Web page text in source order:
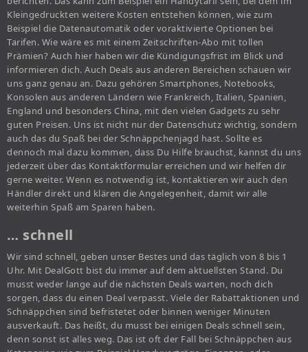
Kleingedruckten weitere Kosten entstehen können, wie zum
Beispiel die Datenautomatik oder voraktivierte Optionen bei
Tarifen. Wie wäre es mit einem Zeitschriften-Abo mit tollen
Prämien? Auch hier haben wir die Kündigungsfrist im Blick und
informieren dich. Auch Deals aus anderen Bereichen schauen wir
uns ganz genau an. Dazu gehören Smartphones, Notebooks,
Konsolen aus anderen Ländern wie Frankreich, Italien, Spanien,
England und besonders China, mit den vielen Gadgets zu sehr
guten Preisen. Uns ist nicht nur der Datenschutz wichtig, sondern
auch das du Spaß bei der Schnäppchenjagd hast. Sollte es
dennoch mal dazu kommen, dass Du Hilfe brauchst, kannst du uns
jederzeit über das Kontaktformular erreichen und wir helfen dir
gerne weiter. Wenn es notwendig ist, kontaktieren wir auch den
Händler direkt und klären die Angelegenheit, damit wir alle
weiterhin Spaß am Sparen haben.
… schnell
Wir sind schnell, geben unser Bestes und das täglich von 8 bis 1
Uhr. Mit DealGott bist du immer auf dem aktuellsten Stand. Du
musst weder lange auf die nächsten Deals warten, noch dich
sorgen, dass du einen Deal verpasst. Viele der Rabattaktionen und
Schnäppchen sind befristetet oder binnen weniger Minuten
ausverkauft. Das heißt, du musst bei einigen Deals schnell sein,
denn sonst ist alles weg. Das ist oft der Fall bei Schnäppchen aus